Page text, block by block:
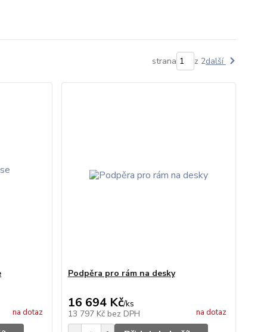
strana z 2další
na dotaz
Podpěra pro rám na desky
16 694 Kč/ks
13 797 Kč bez DPH na dotaz